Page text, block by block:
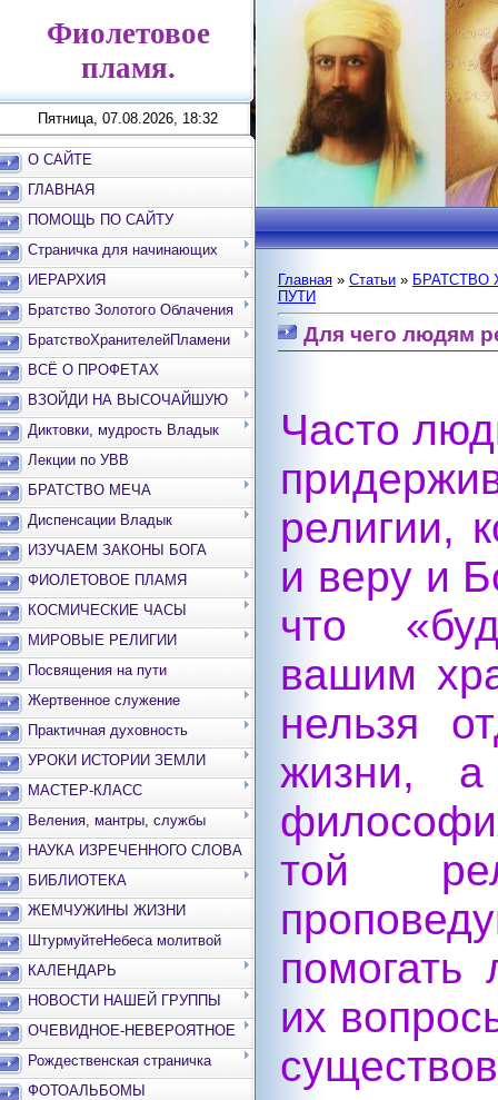
Фиолетовое
пламя.
Пятница, 07.08.2026, 18:32
О САЙТЕ
ГЛАВНАЯ
ПОМОЩЬ ПО САЙТУ
Страничка для начинающих
ИЕРАРХИЯ
Братство Золотого Облачения
БратствоХранителейПламени
ВСЁ О ПРОФЕТАХ
ВЗОЙДИ НА ВЫСОЧАЙШУЮ
ВЕРШИНУ
Диктовки, мудрость Владык
Лекции по УВВ
БРАТСТВО МЕЧА
Диспенсации Владык
ИЗУЧАЕМ ЗАКОНЫ БОГА
ФИОЛЕТОВОЕ ПЛАМЯ
КОСМИЧЕСКИЕ ЧАСЫ
МИРОВЫЕ РЕЛИГИИ
Посвящения на пути
Жертвенное служение
Практичная духовность
УРОКИ ИСТОРИИ ЗЕМЛИ
МАСТЕР-КЛАСС
Веления, мантры, службы
НАУКА ИЗРЕЧЕННОГО СЛОВА
БИБЛИОТЕКА
ЖЕМЧУЖИНЫ ЖИЗНИ
ШтурмуйтеНебеса молитвой
КАЛЕНДАРЬ
НОВОСТИ НАШЕЙ ГРУППЫ
ОЧЕВИДНОЕ-НЕВЕРОЯТНОЕ
Рождественская страничка
ФОТОАЛЬБОМЫ
Главная » Статьи » БРАТСТВО
ПУТИ
Для чего людям
Часто
религии,
и веру и
что
вашим
нельзя
жизни,
той
помогать
их